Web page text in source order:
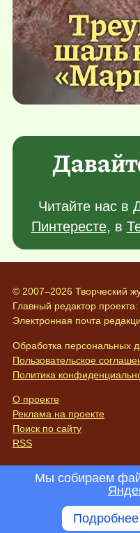
шаль
Читайте нас в
Пинтересте, в
© 2007–2026 Творческий
Главный редактор проекта:
Электронная почта
Обработка персональных
Пользовательское
Политика
О проекте
Реклама на проекте
Поиск по сайту
RSS
Мы собираем
Подробнее